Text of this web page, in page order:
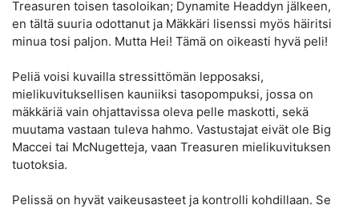
Treasuren toisen tasoloikan; Dynamite Headdyn jälkeen,
en tältä suuria odottanut ja Mäkkäri lisenssi myös häiritsi
minua tosi paljon. Mutta Hei! Tämä on oikeasti hyvä peli!
Peliä voisi kuvailla stressittömän lepposaksi,
mielikuvituksellisen kauniiksi tasopompuksi, jossa on
mäkkäriä vain ohjattavissa oleva pelle maskotti, sekä
muutama vastaan tuleva hahmo. Vastustajat eivät ole Big
Maccei tai McNugetteja, vaan Treasuren mielikuvituksen
tuotoksia.
Pelissä on hyvät vaikeusasteet ja kontrolli kohdillaan. Se